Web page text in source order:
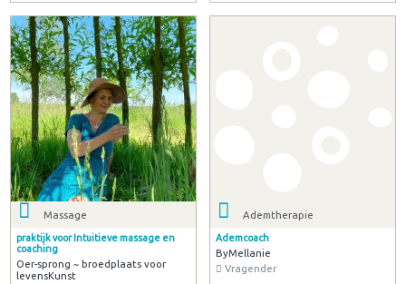
Massage
praktijk voor Intuitieve massage en
coaching
Oer-sprong ~ broedplaats voor
levensKunst
Ademtherapie
Ademcoach
ByMellanie
Vragender